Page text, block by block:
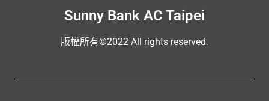
Sunny Bank AC Taipei
版權所有©2022 All rights reserved.